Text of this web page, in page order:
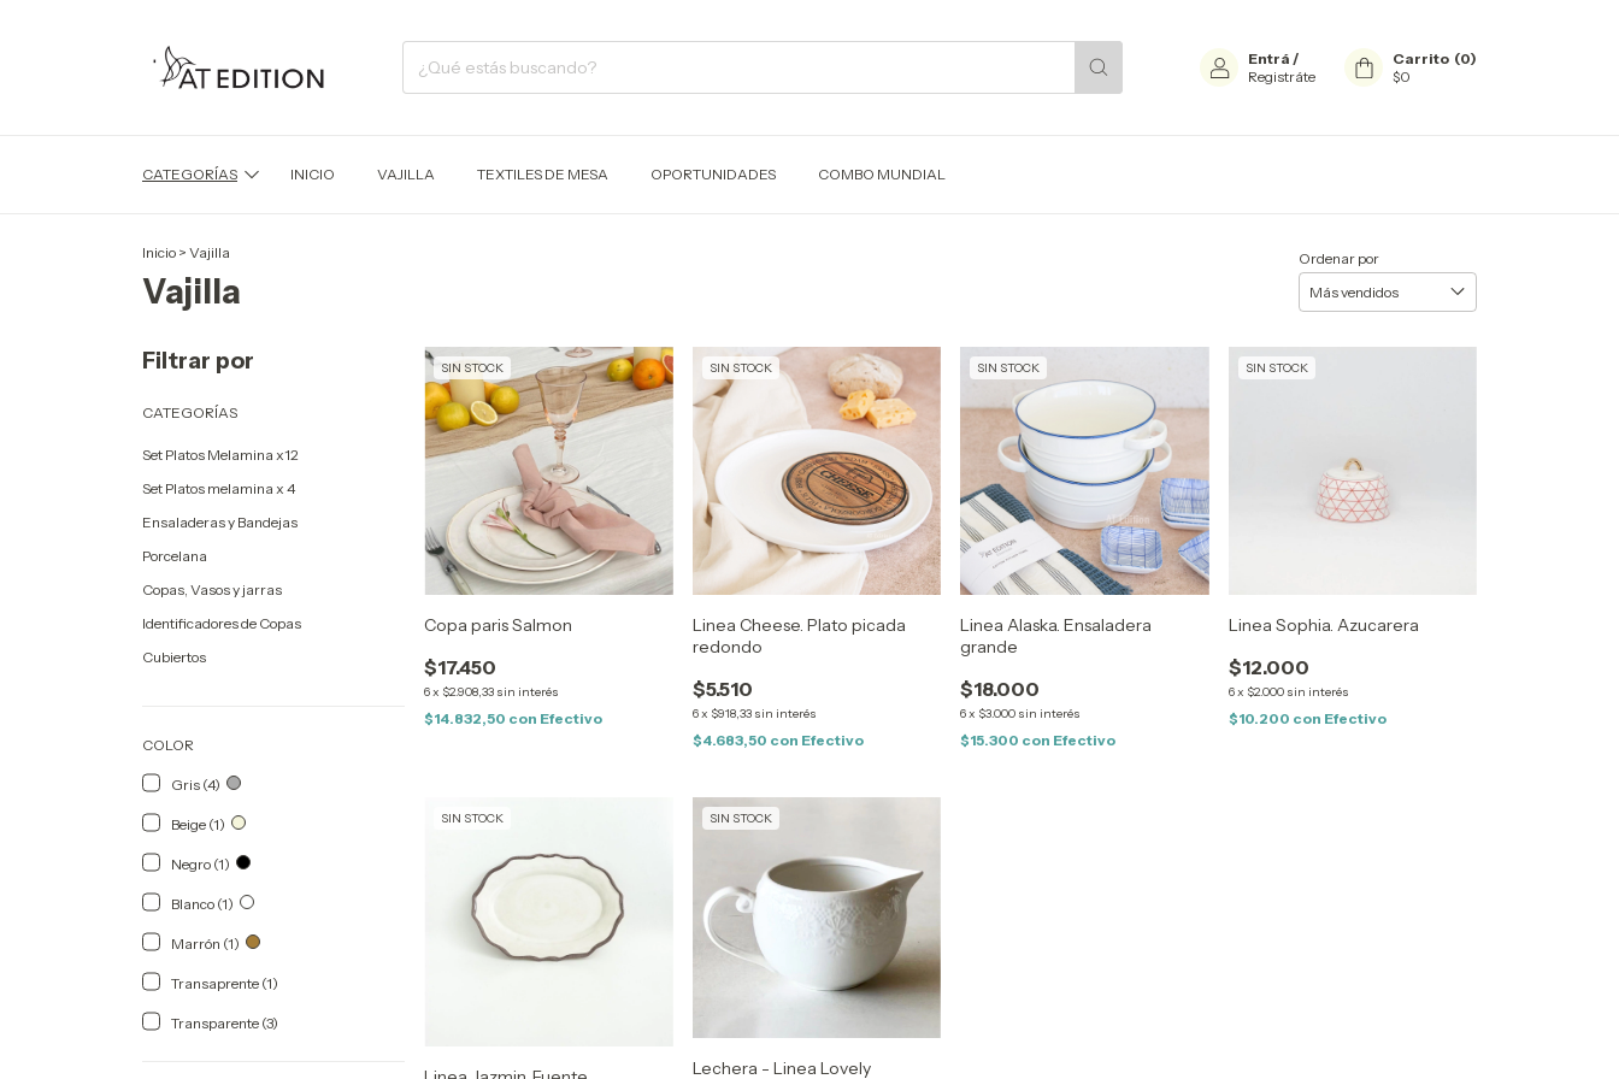
Entrá /
Registráte
Carrito (0)
$0
CATEGORÍAS INICIO VAJILLA TEXTILES DE MESA OPORTUNIDADES COMBO MUNDIAL
Inicio > Vajilla
Vajilla
Ordenar por
Filtrar por
CATEGORÍAS
Set Platos Melamina x12
Set Platos melamina x 4
Ensaladeras y Bandejas
Porcelana
Copas, Vasos y jarras
Identificadores de Copas
Cubiertos
COLOR
Gris (4)
Beige (1)
Negro (1)
Blanco (1)
Marrón (1)
Transaprente (1)
Transparente (3)
SIN STOCK
Copa paris Salmon
$17.450
6x $2.908,33 sin interés
$14.832,50 con Efectivo
SIN STOCK
Linea Cheese. Plato picada
redondo
$5.510
6x $918,33 sin interés
$4.683,50 con Efectivo
SIN STOCK
Linea Alaska. Ensaladera
grande
$18.000
6x $3.000 sin interés
$15.300 con Efectivo
SIN STOCK
Linea Sophia. Azucarera
$12.000
6x $2.000 sin interés
$10.200 con Efectivo
SIN STOCK SIN STOCK
Lechera - Linea Lovely